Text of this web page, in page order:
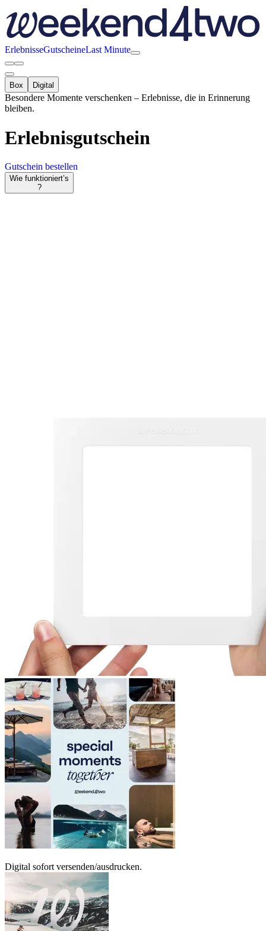
ErlebnisseGutscheineLast Minute
Box Digital
Besondere Momente verschenken – Erlebnisse, die in Erinnerung
bleiben.
Erlebnisgutschein
Gutschein bestellen
Wie funktioniert’s
?
Digital sofort versenden/ausdrucken.